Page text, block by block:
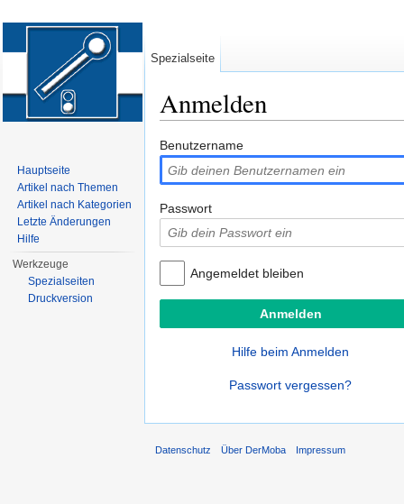
Anmelden
Benutzername
Passwort
Angemeldet bleiben
Hilfe beim Anmelden
Passwort vergessen?
Spezialseite
Hauptseite
Artikel nach Themen
Artikel nach Kategorien
Letzte Änderungen
Hilfe
Werkzeuge
Spezialseiten
Druckversion
Datenschutz Über DerMoba Impressum